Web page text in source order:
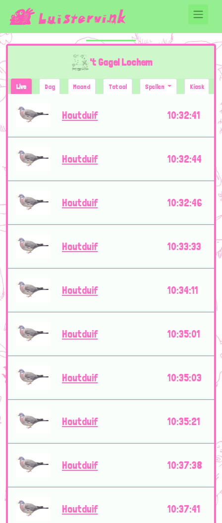
't Gagel Lochem
Live Dag Maand Totaal Spellen Kiosk
Houtduif 10:32:41
Houtduif 10:32:44
Houtduif 10:32:46
Houtduif 10:33:33
Houtduif 10:34:11
Houtduif 10:35:01
Houtduif 10:35:03
Houtduif 10:35:21
Houtduif 10:37:38
Houtduif 10:37:41